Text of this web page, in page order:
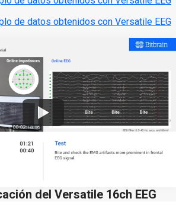
de datos obtenidos con Versatile EEG
Watch
del Versatile 16ch EEG